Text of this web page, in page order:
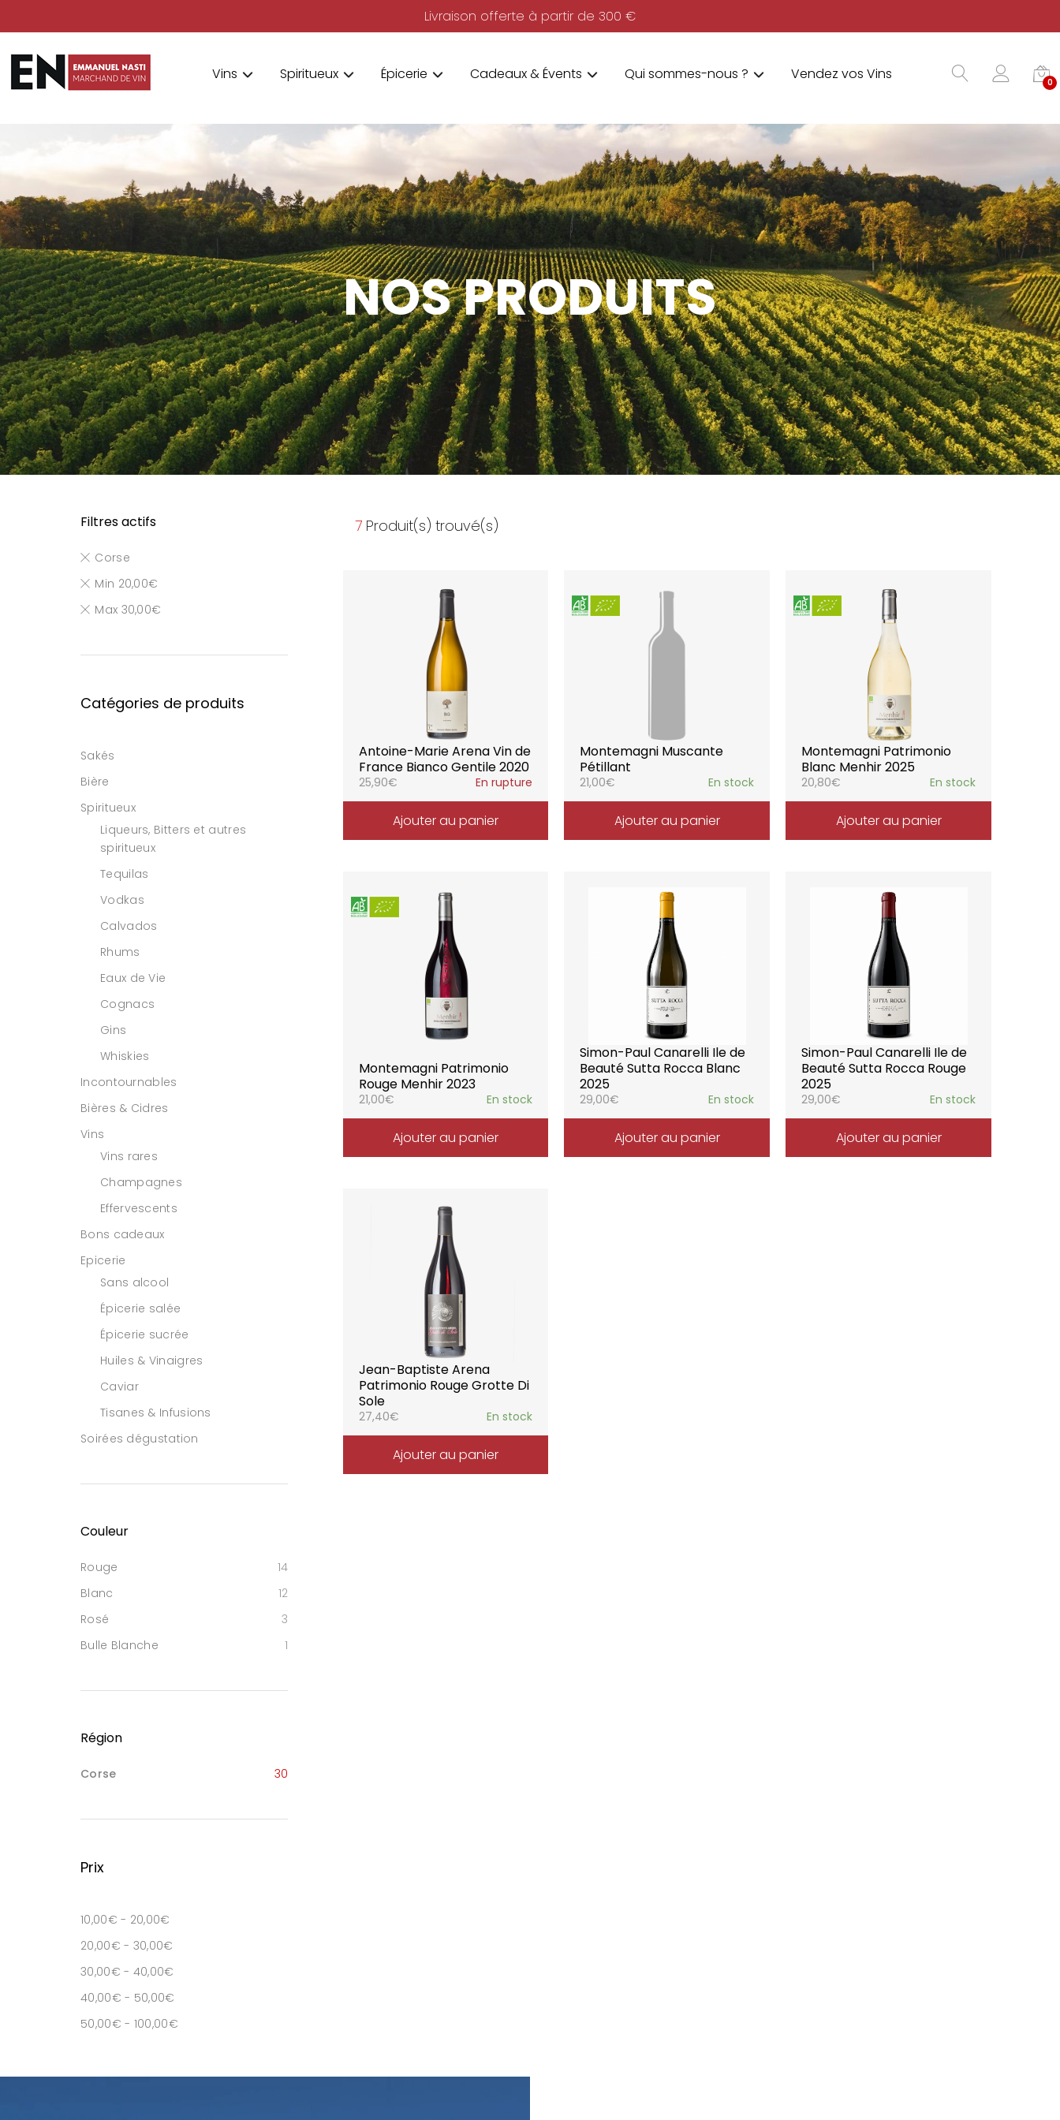
Livraison offerte à partir de 300 €
Vins Spiritueux Épicerie Cadeaux & Évents Qui sommes-nous ? Vendez vos Vins 0
NOS PRODUITS
7 Produit(s) trouvé(s)
Antoine-Marie Arena Vin de
France Bianco Gentile 2020
25,90€ En rupture
Ajouter au panier
Montemagni Muscante
Pétillant
21,00€ En stock
Ajouter au panier
Montemagni Patrimonio
Blanc Menhir 2025
20,80€ En stock
Ajouter au panier
Montemagni Patrimonio
Rouge Menhir 2023
21,00€ En stock
Ajouter au panier
Simon-Paul Canarelli Ile de
Beauté Sutta Rocca Blanc
2025
29,00€ En stock
Ajouter au panier
Simon-Paul Canarelli Ile de
Beauté Sutta Rocca Rouge
2025
29,00€ En stock
Ajouter au panier
Jean-Baptiste Arena
Patrimonio Rouge Grotte Di
Sole
27,40€ En stock
Ajouter au panier
Filtres actifs
Corse
Min 20,00€
Max 30,00€
Catégories de produits
Sakés
Bière
Spiritueux
Liqueurs, Bitters et autres
spiritueux
Tequilas
Vodkas
Calvados
Rhums
Eaux de Vie
Cognacs
Gins
Whiskies
Incontournables
Bières & Cidres
Vins
Vins rares
Champagnes
Effervescents
Bons cadeaux
Epicerie
Sans alcool
Épicerie salée
Épicerie sucrée
Huiles & Vinaigres
Caviar
Tisanes & Infusions
Soirées dégustation
Couleur
Rouge
14
Blanc
12
Rosé
3
Bulle Blanche
1
Région
Corse 30
Prix
10,00€ - 20,00€
20,00€ - 30,00€
30,00€ - 40,00€
40,00€ - 50,00€
50,00€ - 100,00€